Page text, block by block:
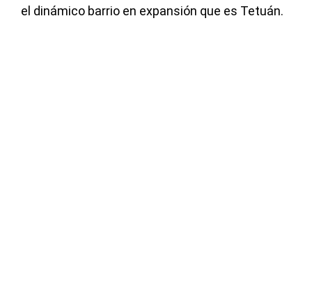
el dinámico barrio en expansión que es Tetuán.